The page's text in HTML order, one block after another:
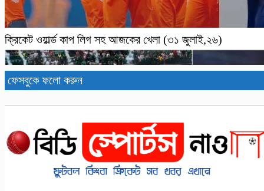
ক্রিকেট ওয়ার্ল্ড কাপ লিগ সহ আজকের খেলা (৩১ জুলাই,২৬)
ফেসবুকে ফলো করুন